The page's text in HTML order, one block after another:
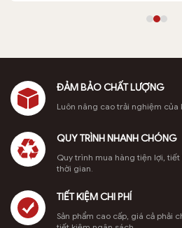
ĐẢM BẢO CHẤT LƯỢNG
Luôn nâng cao trải nghiệm của
QUY TRÌNH NHANH CHÓNG
Quy trình mua hàng tiện lợi, tiết
thời gian.
TIẾT KIỆM CHI PHÍ
Sản phẩm cao cấp, giá cả phải